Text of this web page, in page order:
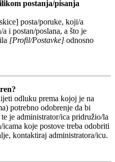
postanja/pisanja
posta/poruke, koji/a
i postan/poslana, a što je
[Profil/Postavke] odnosno
odluku prema kojoj je na
potrebno odobrenje da bi
je administrator/ica pridružio/la
koje postove treba odobriti
kontaktiraj administratora/icu.